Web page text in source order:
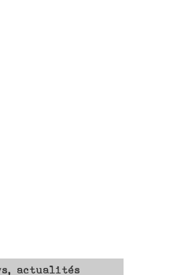
actualités